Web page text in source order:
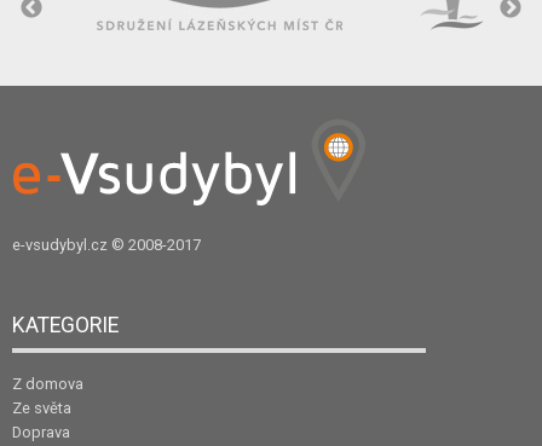
e-vsudybyl.cz © 2008-2017
KATEGORIE
Z domova
Ze světa
Doprava